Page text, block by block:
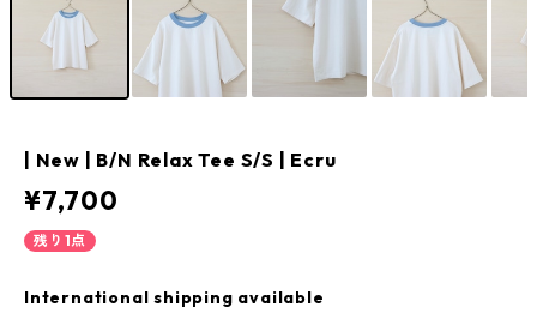
| New | B/N Relax Tee S/S | Ecru
¥7,700
残り1点
International shipping available